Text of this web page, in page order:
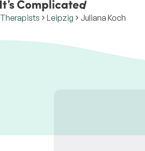
Therapists Leipzig Juliana Koch